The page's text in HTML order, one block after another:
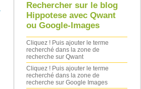
Rechercher sur le blog
Hippotese avec Qwant
ou Google-Images
Cliquez ! Puis ajouter le terme
recherché dans la zone de
recherche sur Qwant
Cliquez ! Puis ajouter le terme
recherché dans la zone de
recherche sur Google Images